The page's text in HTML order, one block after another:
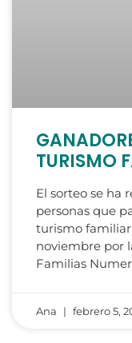
TURISMO
El sorteo se ha
personas que
turismo
noviembre por
Familias
Ana febrero 5,